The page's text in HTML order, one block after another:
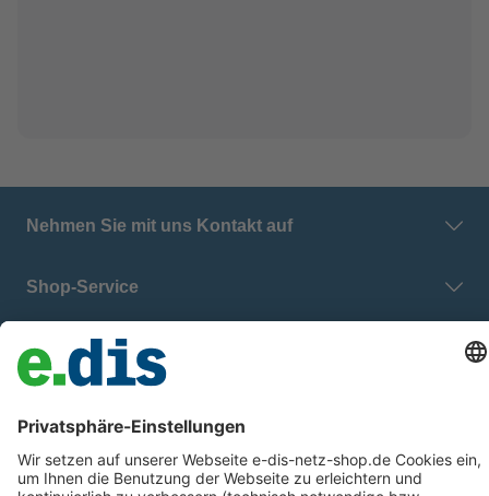
Nehmen Sie mit uns Kontakt auf
Shop-Service
E.DIS Netz GmbH